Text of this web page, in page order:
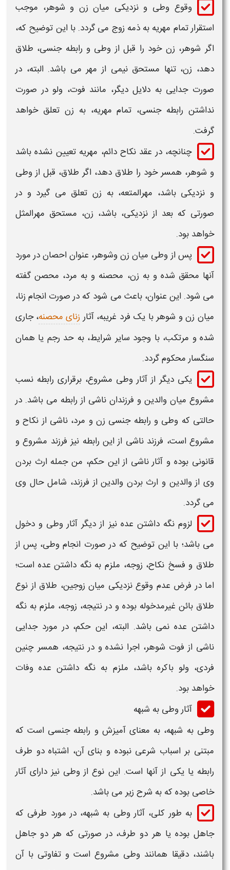
وقوع وطی و نزدیکی میان زن و شوهر، موجب
استقرار تمام مهریه به ذمه زوج می گردد. با این توضیح که،
اگر شوهر، زن خود را قبل از وطی و رابطه جنسی، طلاق
دهد، زن، تنها مستحق نیمی از مهر می باشد. البته، در
صورت جدایی به دلایل دیگر، مانند فوت، ولو در صورت
نداشتن رابطه جنسی، تمام مهریه، به زن تعلق خواهد
گرفت.
چنانچه، در عقد نکاح دائم، مهریه تعیین نشده باشد
و شوهر، همسر خود را طلاق دهد، اگر طلاق، قبل از وطی
و نزدیکی باشد، مهرالمتعه، به زن تعلق می گیرد و در
صورتی که بعد از نزدیکی، باشد، زن، مستحق مهرالمثل
خواهد بود.
پس از وطی میان زن وشوهر، عنوان احصان در مورد
آنها محقق شده و به زن، محصنه و به مرد، محصن گفته
می شود. این عنوان، باعث می شود که در صورت انجام زنا،
میان زن و شوهر با یک فرد غریبه، آثار زنای محصنه، جاری
شده و مرتکب، با وجود سایر شرایط، به حد رجم یا همان
سنگسار محکوم گردد.
یکی دیگر از آثار وطی مشروع، برقراری رابطه نسب
مشروع میان والدین و فرزندان ناشی از رابطه می باشد. در
حالتی که وطی و رابطه جنسی زن و مرد، ناشی از نکاح و
مشروع است، فرزند ناشی از این رابطه نیز فرزند مشروع و
قانونی بوده و آثار ناشی از این حکم، من جمله ارث بردن
وی از والدین و ارث بردن والدین از فرزند، شامل حال وی
می گردد.
لزوم نگه داشتن عده نیز از دیگر آثار وطی و دخول
می باشد؛ با این توضیح که در صورت انجام وطی، پس از
طلاق و فسخ نکاح، زوجه، ملزم به نگه داشتن عده است؛
اما در فرض عدم وقوع نزدیکی میان زوجین، طلاق از نوع
طلاق بائن غیرمدخوله بوده و در نتیجه، زوجه، ملزم به نگه
داشتن عده نمی باشد. البته، این حکم، در مورد جدایی
ناشی از فوت شوهر، اجرا نشده و در نتیجه، همسر چنین
فردی، ولو باکره باشد، ملزم به نگه داشتن عده وفات
خواهد بود.
آثار وطی به شبهه
وطی به شبهه، به معنای آمیزش و رابطه جنسی است که
مبتنی بر اسباب شرعی نبوده و بنای آن، اشتباه دو طرف
رابطه یا یکی از آنها است. این نوع از وطی نیز دارای آثار
خاصی بوده که به شرح زیر می باشد.
به طور کلی، آثار وطی به شبهه، در مورد طرفی که
جاهل بوده یا هر دو طرف، در صورتی که هر دو جاهل
باشند، دقیقا همانند وطی مشروع است و تفاوتی با آن